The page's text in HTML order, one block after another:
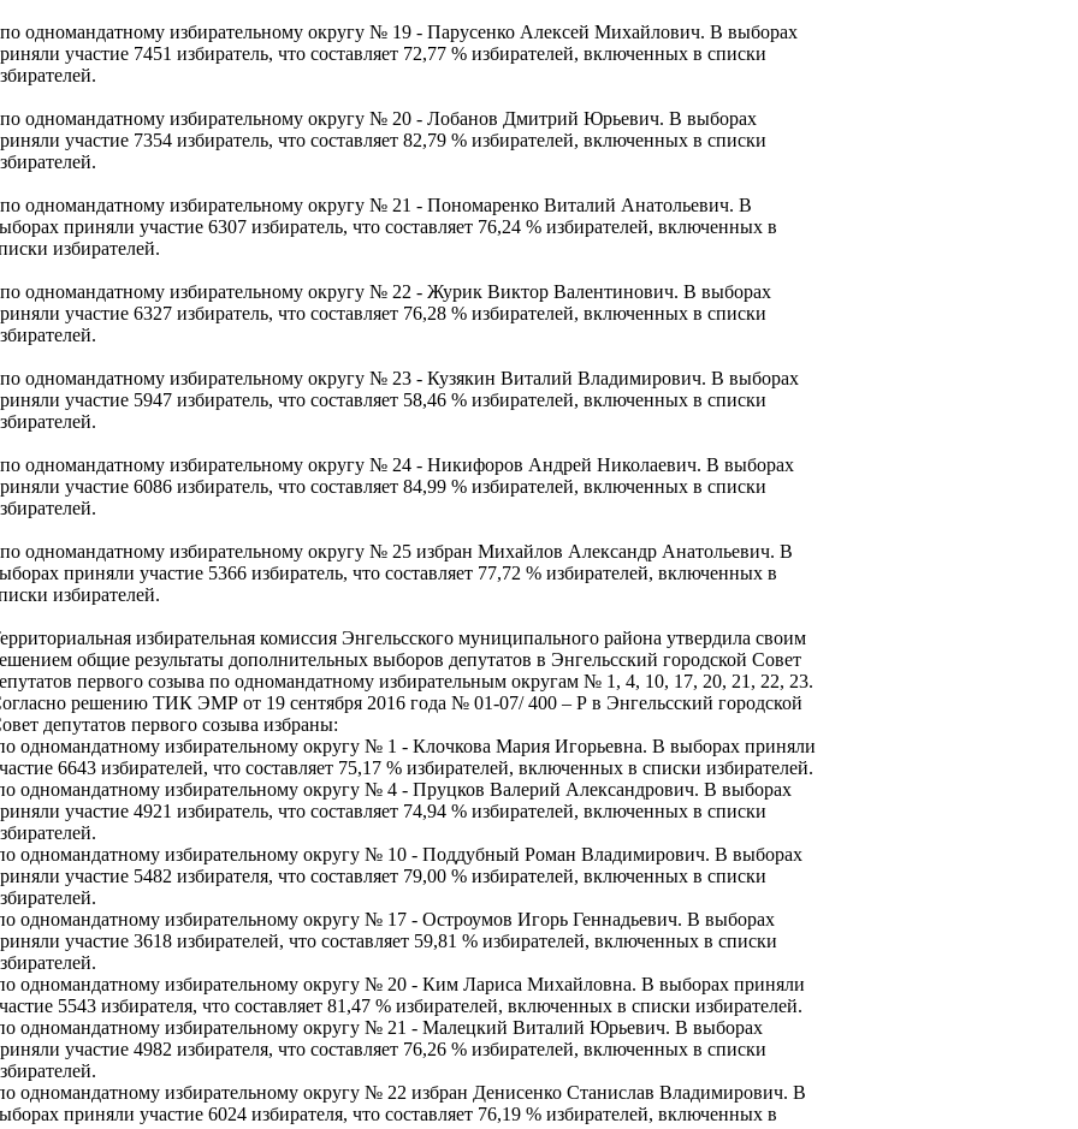
одномандатному избирательному округу № 19 - Парусенко Алексей Михайлович. В выборах
участие 7451 избиратель, что составляет 72,77 % избирателей, включенных в списки
одномандатному избирательному округу № 20 - Лобанов Дмитрий Юрьевич. В выборах
участие 7354 избиратель, что составляет 82,79 % избирателей, включенных в списки
одномандатному избирательному округу № 21 - Пономаренко Виталий Анатольевич. В
приняли участие 6307 избиратель, что составляет 76,24 % избирателей, включенных в
избирателей.
одномандатному избирательному округу № 22 - Журик Виктор Валентинович. В выборах
участие 6327 избиратель, что составляет 76,28 % избирателей, включенных в списки
одномандатному избирательному округу № 23 - Кузякин Виталий Владимирович. В выборах
участие 5947 избиратель, что составляет 58,46 % избирателей, включенных в списки
одномандатному избирательному округу № 24 - Никифоров Андрей Николаевич. В выборах
участие 6086 избиратель, что составляет 84,99 % избирателей, включенных в списки
одномандатному избирательному округу № 25 избран Михайлов Александр Анатольевич. В
приняли участие 5366 избиратель, что составляет 77,72 % избирателей, включенных в
избирателей.
избирательная комиссия Энгельсского муниципального района утвердила своим
общие результаты дополнительных выборов депутатов в Энгельсский городской Совет
первого созыва по одномандатному избирательным округам № 1, 4, 10, 17, 20, 21, 22, 23.
решению ТИК ЭМР от 19 сентября 2016 года № 01-07/ 400 – Р в Энгельсский городской
депутатов первого созыва избраны:
одномандатному избирательному округу № 1 - Клочкова Мария Игорьевна. В выборах приняли
6643 избирателей, что составляет 75,17 % избирателей, включенных в списки избирателей.
одномандатному избирательному округу № 4 - Пруцков Валерий Александрович. В выборах
участие 4921 избиратель, что составляет 74,94 % избирателей, включенных в списки
одномандатному избирательному округу № 10 - Поддубный Роман Владимирович. В выборах
участие 5482 избирателя, что составляет 79,00 % избирателей, включенных в списки
одномандатному избирательному округу № 17 - Остроумов Игорь Геннадьевич. В выборах
участие 3618 избирателей, что составляет 59,81 % избирателей, включенных в списки
одномандатному избирательному округу № 20 - Ким Лариса Михайловна. В выборах приняли
5543 избирателя, что составляет 81,47 % избирателей, включенных в списки избирателей.
одномандатному избирательному округу № 21 - Малецкий Виталий Юрьевич. В выборах
участие 4982 избирателя, что составляет 76,26 % избирателей, включенных в списки
одномандатному избирательному округу № 22 избран Денисенко Станислав Владимирович. В
приняли участие 6024 избирателя, что составляет 76,19 % избирателей, включенных в